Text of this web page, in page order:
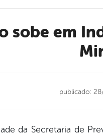
publicado:
da Secretaria de